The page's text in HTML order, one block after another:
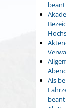
Als